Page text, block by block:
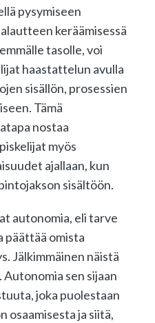
pysymiseen
keräämisessä
tasolle, voi
haastattelun avulla
sisällön, prosessien
Tämä
nostaa
myös
ajallaan, kun
sisältöön.
autonomia, eli tarve
päättää omista
Jälkimmäinen näistä
sen sijaan
joka puolestaan
osaamisesta ja siitä,